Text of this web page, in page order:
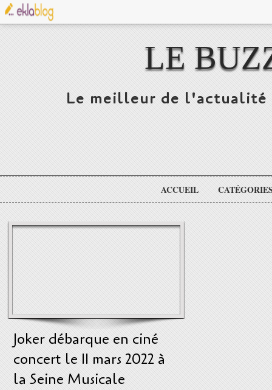
LE
Le meilleur de
ACCUEIL
Joker débarque en ciné
concert le 11 mars 2022 à
la Seine Musicale